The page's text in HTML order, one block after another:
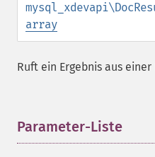
array
Ruft ein Ergebnis aus einer
Parameter-Liste